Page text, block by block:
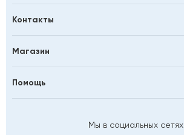
Контакты
Магазин
Помощь
Мы в социальных сетях